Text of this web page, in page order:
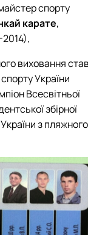
спорту
карате,
виховання
України
Всесвітньої
збірної
з пляжного